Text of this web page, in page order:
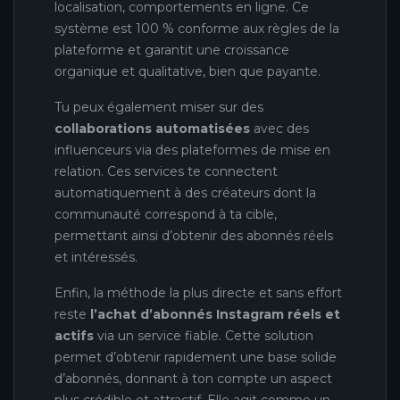
localisation, comportements en ligne. Ce
système est 100 % conforme aux règles de la
plateforme et garantit une croissance
organique et qualitative, bien que payante.
Tu peux également miser sur des
collaborations automatisées avec des
influenceurs via des plateformes de mise en
relation. Ces services te connectent
automatiquement à des créateurs dont la
communauté correspond à ta cible,
permettant ainsi d’obtenir des abonnés réels
et intéressés.
Enfin, la méthode la plus directe et sans effort
reste l’achat d’abonnés Instagram réels et
actifs via un service fiable. Cette solution
permet d’obtenir rapidement une base solide
d’abonnés, donnant à ton compte un aspect